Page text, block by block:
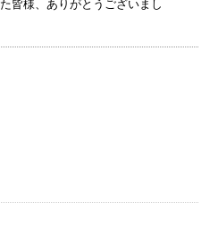
皆様、ありがとうございまし